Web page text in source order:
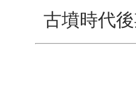
古墳時代